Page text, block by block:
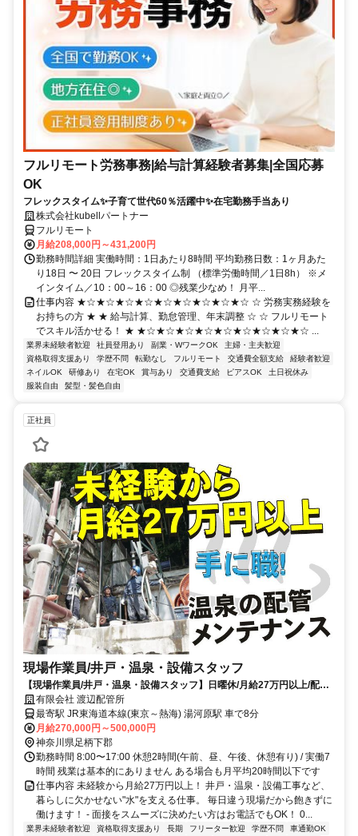
フルリモート労務事務|給与計算経験者募集|全国応募
OK
フレックスタイム✨子育て世代60％活躍中✨在宅勤務手当あり
株式会社kubellパートナー
フルリモート
月給208,000円～431,200円
勤務時間詳細 実働時間：1日あたり8時間 平均勤務日数：1ヶ月あた
り18日 〜 20日 フレックスタイム制 （標準労働時間／1日8h） ※メ
インタイム／10：00～16：00 ◎残業少なめ！ 月平...
仕事内容 ★☆★☆★☆★☆★☆★☆★☆★☆★☆ ☆ 労務実務経験を
お持ちの方 ★ ★ 給与計算、勤怠管理、年末調整 ☆ ☆ フルリモート
でスキル活かせる！ ★ ★☆★☆★☆★☆★☆★☆★☆★☆★☆ ...
業界未経験者歓迎 社員登用あり 副業・WワークOK
主婦・主夫歓迎
資格取得支援あり
学歴不問 転勤なし フルリモート 交通費全額支給
経験者歓迎
ネイルOK
研修あり 在宅OK 賞与あり 交通費支給 ピアスOK
土日祝休み
服装自由
髪型・髪色自由
正社員
現場作業員/井戸・温泉・設備スタッフ
【現場作業員/井戸・温泉・設備スタッフ】日曜休/月給27万円以上/配管
工/未経験OK/遠方の方も可！
有限会社 渡辺配管所
最寄駅 JR東海道本線(東京～熱海) 湯河原駅 車で8分
月給270,000円～500,000円
神奈川県足柄下郡
勤務時間 8:00〜17:00 休憩2時間(午前、昼、午後、休憩有り) / 実働7
時間 残業は基本的にありません ある場合も月平均20時間以下です
仕事内容 未経験から月給27万円以上！ 井戸・温泉・設備工事など、
暮らしに欠かせない"水"を支える仕事。 毎日違う現場だから飽きずに
働けます！ - 面接をスムーズに決めたい方はお電話でもOK！ 0...
業界未経験者歓迎 資格取得支援あり 長期 フリーター歓迎 学歴不問
車通勤OK